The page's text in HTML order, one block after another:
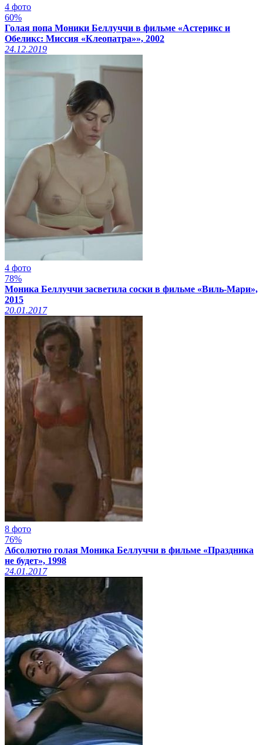
4 фото
60%
Голая попа Моники Беллуччи в фильме «Астерикс и
Обеликс: Миссия «Клеопатра»», 2002
24.12.2019
4 фото
78%
Моника Беллуччи засветила соски в фильме «Виль-Мари»,
2015
20.01.2017
8 фото
76%
Абсолютно голая Моника Беллуччи в фильме «Праздника
не будет», 1998
24.01.2017